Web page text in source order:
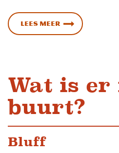
Lees meer
Wat is er
buurt?
Bluff